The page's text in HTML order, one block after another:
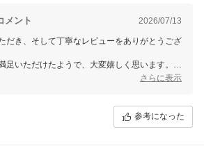
メント 2026/07/13
だき、そして丁寧なレビューをありがとうござ
足いただけたようで、大変嬉しく思います。
さらに表示
参考になった